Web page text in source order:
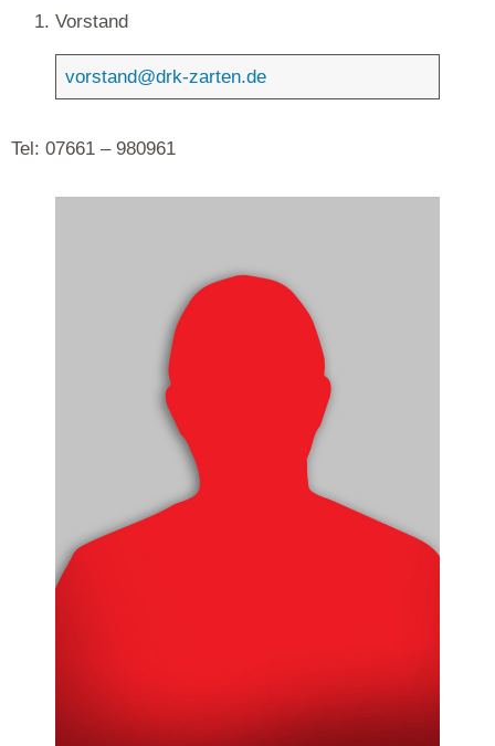
Vorstand
vorstand@drk-zarten.de
Tel: 07661 – 980961